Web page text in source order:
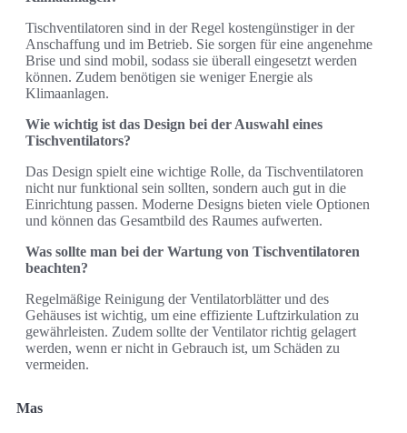
Tischventilatoren sind in der Regel kostengünstiger in der
Anschaffung und im Betrieb. Sie sorgen für eine angenehme
Brise und sind mobil, sodass sie überall eingesetzt werden
können. Zudem benötigen sie weniger Energie als
Klimaanlagen.
Wie wichtig ist das Design bei der Auswahl eines
Tischventilators?
Das Design spielt eine wichtige Rolle, da Tischventilatoren
nicht nur funktional sein sollten, sondern auch gut in die
Einrichtung passen. Moderne Designs bieten viele Optionen
und können das Gesamtbild des Raumes aufwerten.
Was sollte man bei der Wartung von Tischventilatoren
beachten?
Regelmäßige Reinigung der Ventilatorblätter und des
Gehäuses ist wichtig, um eine effiziente Luftzirkulation zu
gewährleisten. Zudem sollte der Ventilator richtig gelagert
werden, wenn er nicht in Gebrauch ist, um Schäden zu
vermeiden.
Mas